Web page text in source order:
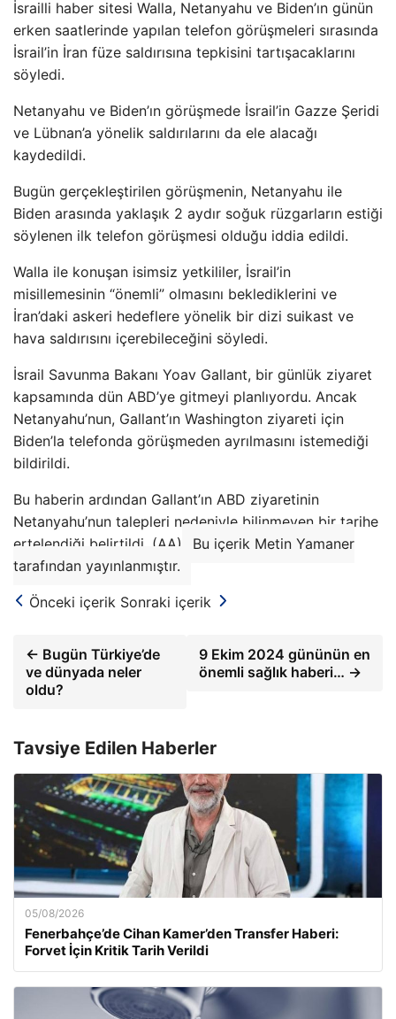
İsrailli haber sitesi Walla, Netanyahu ve Biden’ın günün
erken saatlerinde yapılan telefon görüşmeleri sırasında
İsrail’in İran füze saldırısına tepkisini tartışacaklarını
söyledi.
Netanyahu ve Biden’ın görüşmede İsrail’in Gazze Şeridi
ve Lübnan’a yönelik saldırılarını da ele alacağı
kaydedildi.
Bugün gerçekleştirilen görüşmenin, Netanyahu ile
Biden arasında yaklaşık 2 aydır soğuk rüzgarların estiği
söylenen ilk telefon görüşmesi olduğu iddia edildi.
Walla ile konuşan isimsiz yetkililer, İsrail’in
misillemesinin “önemli” olmasını beklediklerini ve
İran’daki askeri hedeflere yönelik bir dizi suikast ve
hava saldırısını içerebileceğini söyledi.
İsrail Savunma Bakanı Yoav Gallant, bir günlük ziyaret
kapsamında dün ABD’ye gitmeyi planlıyordu. Ancak
Netanyahu’nun, Gallant’ın Washington ziyareti için
Biden’la telefonda görüşmeden ayrılmasını istemediği
bildirildi.
Bu haberin ardından Gallant’ın ABD ziyaretinin
Netanyahu’nun talepleri nedeniyle bilinmeyen bir tarihe
ertelendiği belirtildi. (AA)
Bu içerik Metin Yamaner
tarafından yayınlanmıştır.
Önceki içerik Sonraki içerik
← Bugün Türkiye’de
ve dünyada neler
oldu?
9 Ekim 2024 gününün en
önemli sağlık haberi… →
Tavsiye Edilen Haberler
05/08/2026
Fenerbahçe’de Cihan Kamer’den Transfer Haberi:
Forvet İçin Kritik Tarih Verildi